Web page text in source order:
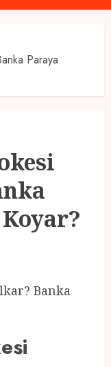
Paraya
Banka